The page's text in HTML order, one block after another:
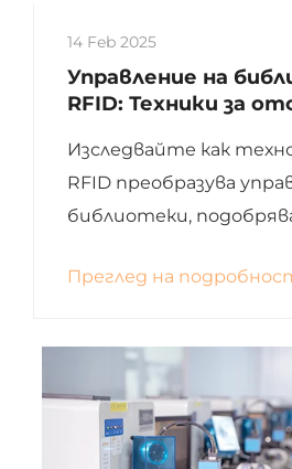
14 Feb 2025
Управление на
RFID: Техники за
Изследвайте как
RFID преобразува
библиотеки,
повишавайки
Открийте
приложения,
имплементация и
тенденции,
Преглед на